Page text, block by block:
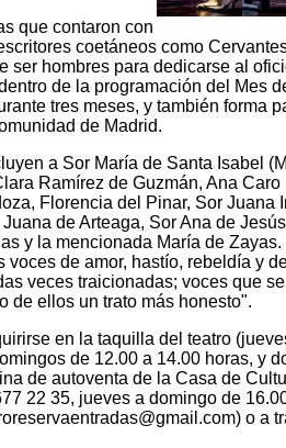
que contaron con
coetáneos como
ser hombres para dedicarse al
de la programación del Mes
tres meses, y también forma
de Madrid.
a Sor María de Santa Isabel
Ramírez de Guzmán, Ana
Florencia del Pinar, Sor Juana
de Arteaga, Sor Ana de
y la mencionada María de
voces de amor, hastío, rebeldía y
veces traicionadas; voces que
de ellos un trato más honesto".
en la taquilla del teatro
de 12.00 a 14.00 horas, y
de autoventa de la Casa de
22 35, jueves a domingo de
o a